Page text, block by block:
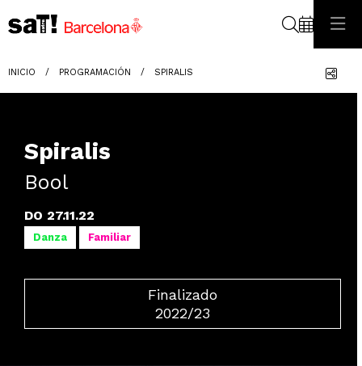
INICIO PROGRAMACIÓN SPIRALIS
Spiralis
Bool
DO 27.11.22
Danza Familiar
Finalizado
2022/23